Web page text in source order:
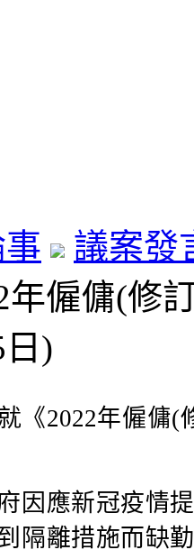
議案發
年僱傭(修
)
《2022年僱傭(
因應新冠疫情
隔離措施而缺